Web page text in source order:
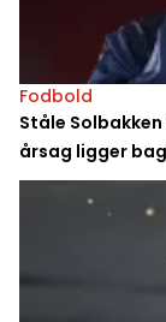
Fodbold
Ståle
årsag ligger bag